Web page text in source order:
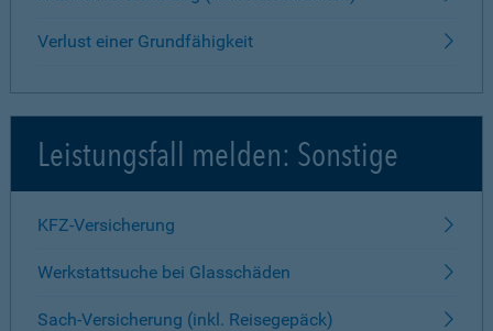
Verlust einer Grundfähigkeit
Leistungsfall melden: Sonstige
KFZ-Versicherung
Werkstattsuche bei Glasschäden
Sach-Versicherung (inkl. Reisegepäck)